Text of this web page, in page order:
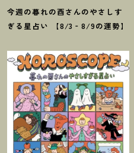
今週の暮れの酉さんのやさしす
ぎる星占い 【8/3‐8/9の運勢】